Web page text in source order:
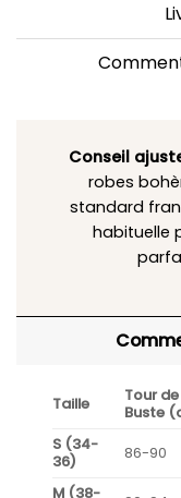
Conseil
robes
standard
habituelle
Taille
Tour de
Buste
S (34-
36)
86-90
M (38-